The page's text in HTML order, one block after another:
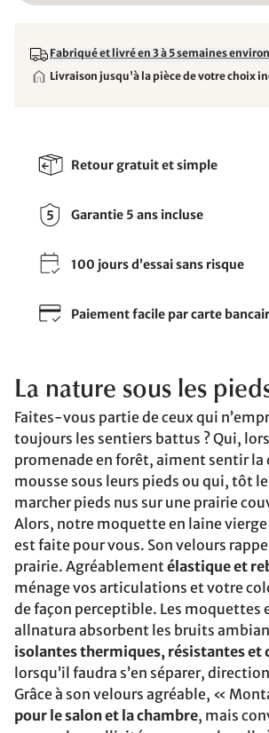
Fabriqué et livré en 3 à 5 semaines environ
Livraison jusqu'à la pièce de votre choix
Retour gratuit et simple
Garantie 5 ans incluse
100 jours d’essai sans risque
Paiement facile par carte
La nature sous les
Faites-vous partie de ceux qui
toujours les sentiers battus ? Qui, lors
promenade en forêt, aiment sentir la
mousse sous leurs pieds ou qui, tôt
marcher pieds nus sur une prairie
Alors, notre moquette en laine
est faite pour vous. Son velours
prairie. Agréablementélastique et
ménage vos articulations et votre
de façon perceptible. Les moquettes
allnatura absorbent les bruits
isolantes thermiques, résistantes et
lorsqu’il faudra s’en séparer,
Grâce à son velours agréable, «
pour le salon et la chambre, mais